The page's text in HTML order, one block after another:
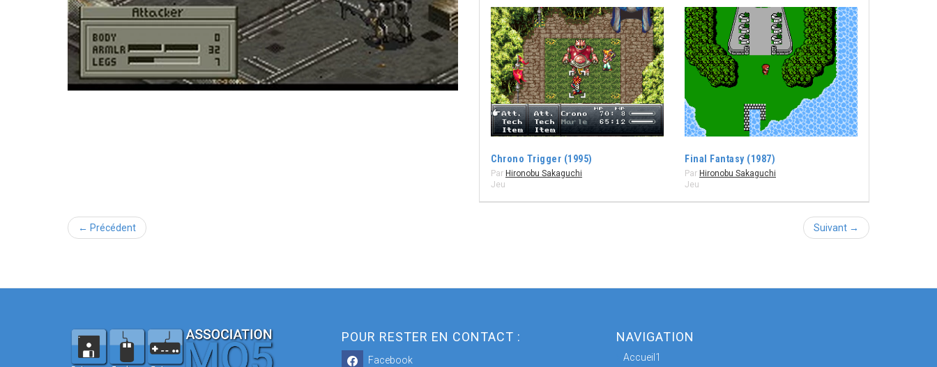
Chrono Trigger (1995)
Par Hironobu Sakaguchi
Jeu
Final Fantasy (1987)
Par Hironobu Sakaguchi
Jeu
← Précédent Suivant →
POUR RESTER EN CONTACT :
Facebook
NAVIGATION
Accueil1